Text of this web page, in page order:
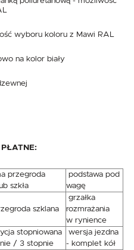
wyboru koloru z Mawi RAL
na kolor biały
przegroda
szkła
podstawa pod
wagę
szklana
grzałka
rozmrażania
w rynience
stopniowana
/ 3 stopnie
wersja jezdna
- komplet kół